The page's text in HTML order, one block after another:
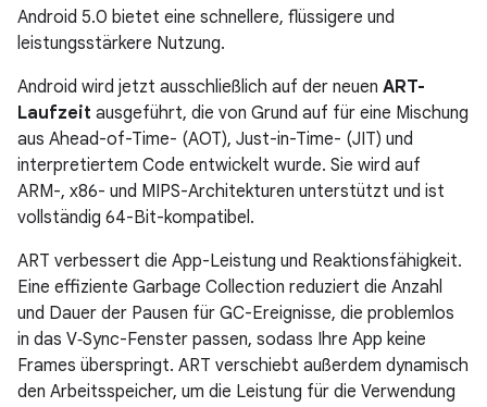
Android 5.0 bietet eine schnellere, flüssigere und
leistungsstärkere Nutzung.
Android wird jetzt ausschließlich auf der neuen ART-
Laufzeit ausgeführt, die von Grund auf für eine Mischung
aus Ahead-of-Time- (AOT), Just-in-Time- (JIT) und
interpretiertem Code entwickelt wurde. Sie wird auf
ARM-, x86- und MIPS-Architekturen unterstützt und ist
vollständig 64-Bit-kompatibel.
ART verbessert die App-Leistung und Reaktionsfähigkeit.
Eine effiziente Garbage Collection reduziert die Anzahl
und Dauer der Pausen für GC-Ereignisse, die problemlos
in das V‑Sync-Fenster passen, sodass Ihre App keine
Frames überspringt. ART verschiebt außerdem dynamisch
den Arbeitsspeicher, um die Leistung für die Verwendung